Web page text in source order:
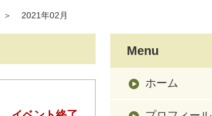
＞ 2021年02月
Menu
ホーム